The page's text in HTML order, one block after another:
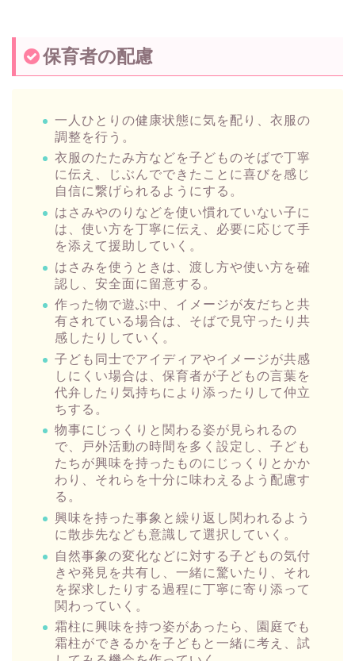
保育者の配慮
一人ひとりの健康状態に気を配り、衣服の
調整を行う。
衣服のたたみ方などを子どものそばで丁寧
に伝え、じぶんでできたことに喜びを感じ
自信に繋げられるようにする。
はさみやのりなどを使い慣れていない子に
は、使い方を丁寧に伝え、必要に応じて手
を添えて援助していく。
はさみを使うときは、渡し方や使い方を確
認し、安全面に留意する。
作った物で遊ぶ中、イメージが友だちと共
有されている場合は、そばで見守ったり共
感したりしていく。
子ども同士でアイディアやイメージが共感
しにくい場合は、保育者が子どもの言葉を
代弁したり気持ちにより添ったりして仲立
ちする。
物事にじっくりと関わる姿が見られるの
で、戸外活動の時間を多く設定し、子ども
たちが興味を持ったものにじっくりとかか
わり、それらを十分に味わえるよう配慮す
る。
興味を持った事象と繰り返し関われるよう
に散歩先なども意識して選択していく。
自然事象の変化などに対する子どもの気付
きや発見を共有し、一緒に驚いたり、それ
を探求したりする過程に丁寧に寄り添って
関わっていく。
霜柱に興味を持つ姿があったら、園庭でも
霜柱ができるかを子どもと一緒に考え、試